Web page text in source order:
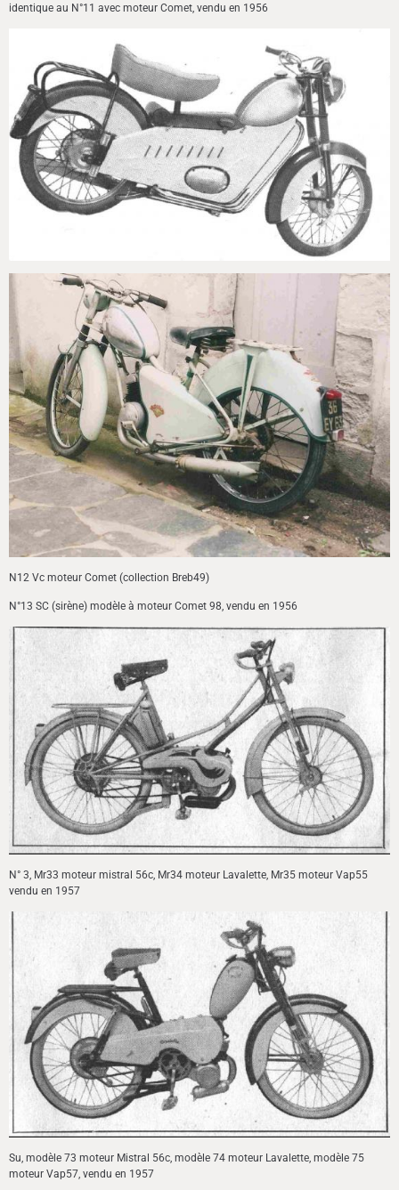
identique au N°11 avec moteur Comet, vendu en 1956
N12 Vc moteur Comet (collection Breb49)
N°13 SC (sirène) modèle à moteur Comet 98, vendu en 1956
N° 3, Mr33 moteur mistral 56c, Mr34 moteur Lavalette, Mr35 moteur Vap55
vendu en 1957
Su, modèle 73 moteur Mistral 56c, modèle 74 moteur Lavalette, modèle 75
moteur Vap57, vendu en 1957